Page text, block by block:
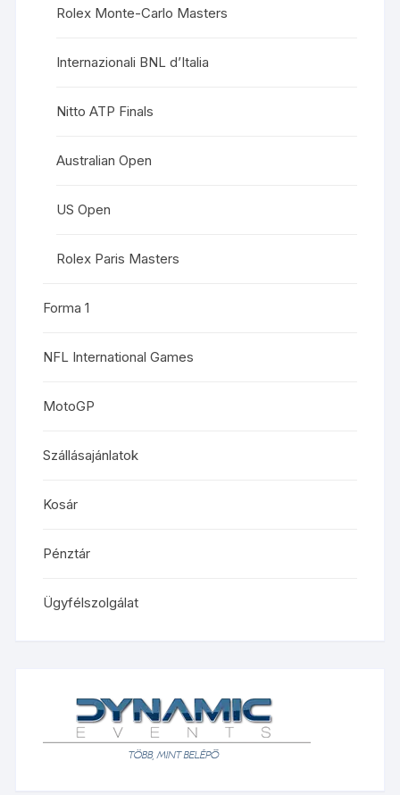
Rolex Monte-Carlo Masters
Internazionali BNL d’Italia
Nitto ATP Finals
Australian Open
US Open
Rolex Paris Masters
Forma 1
NFL International Games
MotoGP
Szállásajánlatok
Kosár
Pénztár
Ügyfélszolgálat